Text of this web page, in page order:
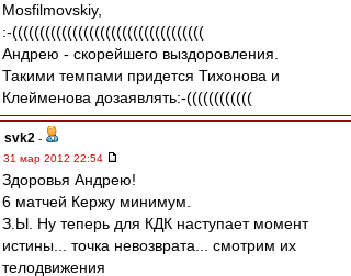
Mosfilmovskiy,
:-(((((((((((((((((((((((((((((((((((
Андрею - скорейшего выздоровления.
Такими темпами придется Тихонова и
Клейменова дозаявлять:-((((((((((((
svk2 -
31 мар 2012 22:54
Здоровья Андрею!
6 матчей Кержу минимум.
З.Ы. Ну теперь для КДК наступает момент
истины... точка невозврата... смотрим их
телодвижения